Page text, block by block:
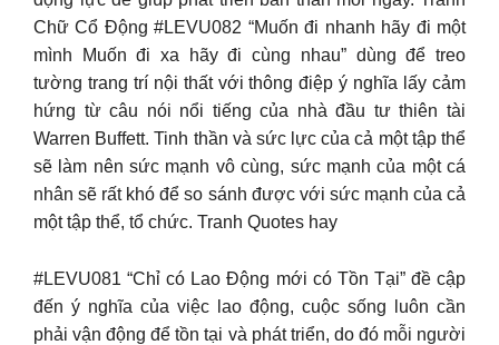
Chữ Cổ Động #LEVU082 “Muốn đi nhanh hãy đi một
mình Muốn đi xa hãy đi cùng nhau” dùng để treo
tường trang trí nội thất với thông điệp ý nghĩa lấy cảm
hứng từ câu nói nổi tiếng của nhà đầu tư thiên tài
Warren Buffett. Tinh thần và sức lực của cả một tập thể
sẽ làm nên sức mạnh vô cùng, sức mạnh của một cá
nhân sẽ rất khó để so sánh được với sức mạnh của cả
một tập thể, tổ chức. Tranh Quotes hay
#LEVU081 “Chỉ có Lao Động mới có Tồn Tại” đề cập
đến ý nghĩa của việc lao động, cuộc sống luôn cần
phải vận động để tồn tại và phát triển, do đó mỗi người